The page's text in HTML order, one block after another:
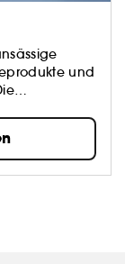
und
Pflege
sodass